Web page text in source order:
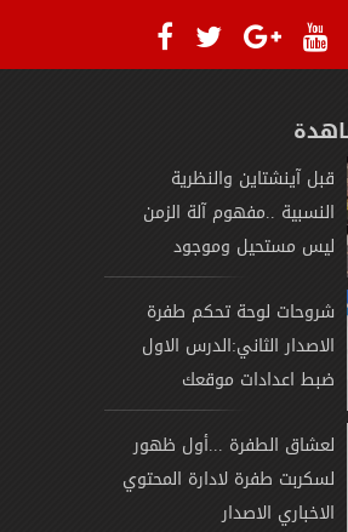
قبل آينشتاين والنظرية
النسبية ..مفهوم آلة الزمن
ليس مستحيل وموجود
شروحات لوحة تحكم طفرة
الاصدار الثاني:الدرس الاول
ضبط اعدادات موقعك
لعشاق الطفرة ...أول ظهور
لسكربت طفرة لادارة المحتوي
الاخباري الاصدار